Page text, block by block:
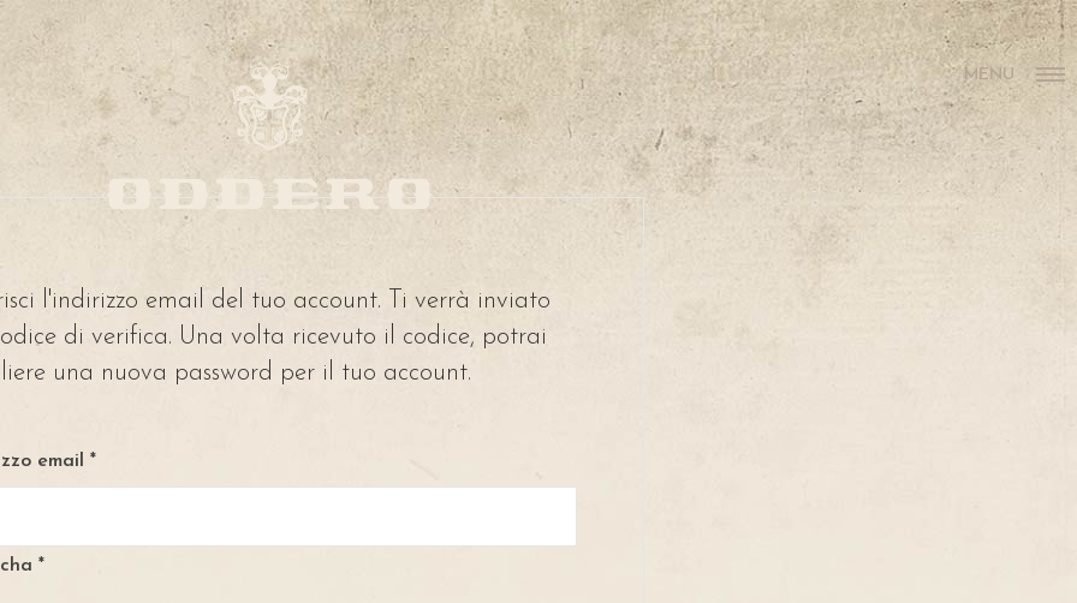
MENU
l'indirizzo email del tuo account. Ti verrà inviato
di verifica. Una volta ricevuto il codice, potrai
una nuova password per il tuo account.
email *
*